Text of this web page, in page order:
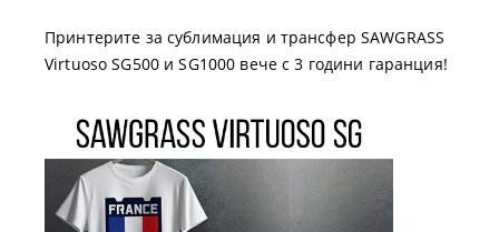
Принтерите за сублимация и трансфер SAWGRASS
Virtuoso SG500 и SG1000 вече с 3 години гаранция!